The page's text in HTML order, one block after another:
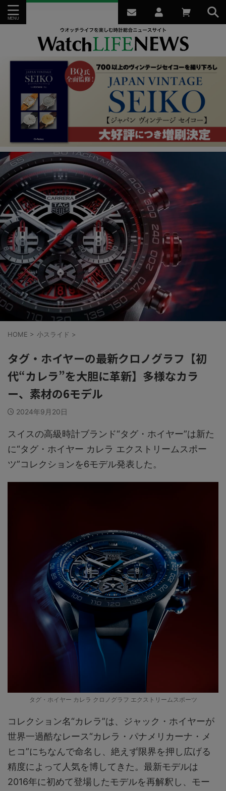
HOME > 小スライド >
タグ・ホイヤーの最新クロノグラフ【初
代“カレラ”を大胆に革新】多様なカラ
ー、素材の6モデル
2024年9月20日
スイスの高級時計ブランド“タグ・ホイヤー”は新た
に“タグ・ホイヤー カレラ エクストリームスポー
ツ”コレクションを6モデル発表した。
タグ・ホイヤー カレラ クロノグラフ エクストリームスポーツ
コレクション名“カレラ”は、ジャック・ホイヤーが
世界一過酷なレース“カレラ・パナメリカーナ・メ
ヒコ”にちなんで命名し、絶えず限界を押し広げる
精度によって人気を博してきた。最新モデルは
2016年に初めて登場したモデルを再解釈し、モー